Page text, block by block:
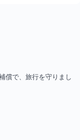
償で、旅行を守りまし